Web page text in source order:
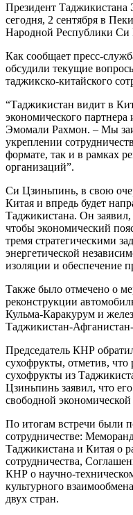
Президент Таджикистана
сегодня, 2 сентября в
Народной Республики Си
Как сообщает пресс-
обсудили текущие
таджикско-китайского
“Таджикистан видит в
экономического партнера
Эмомали Рахмон. – Мы
укреплении
формате, так и в рамках
организаций”.
Си Цзиньпинь, в свою
Китая и впредь будет
Таджикистана. Он
чтобы экономический
тремя стратегическими
энергетической
изоляции и обеспечение
Также было отмечено о
реконструкции
Кульма-Каракурум и
Таджикистан-
Председатель КНР
сухофрукты, отметив,
сухофрукты из
Цзиньпинь заявил, что
свободной
По итогам встречи были
сотрудничестве:
Таджикистана и Китая о
сотрудничества,
КНР о научно-
культурного
двух стран.